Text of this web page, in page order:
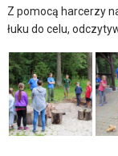
Z pomocą harcerzy
łuku do celu,